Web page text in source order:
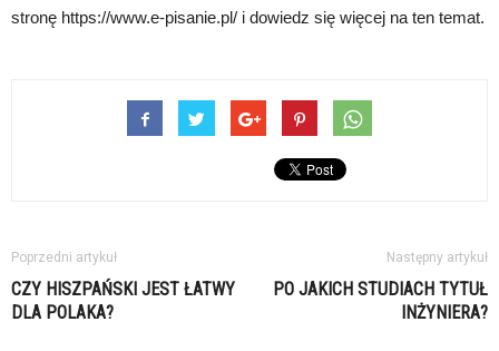
stronę https://www.e-pisanie.pl/ i dowiedz się więcej na ten temat.
Poprzedni artykuł
CZY HISZPAŃSKI JEST ŁATWY
DLA POLAKA?
Następny artykuł
PO JAKICH STUDIACH TYTUŁ
INŻYNIERA?